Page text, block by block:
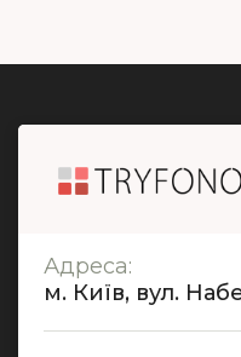
Адреса:
м. Київ, вул.